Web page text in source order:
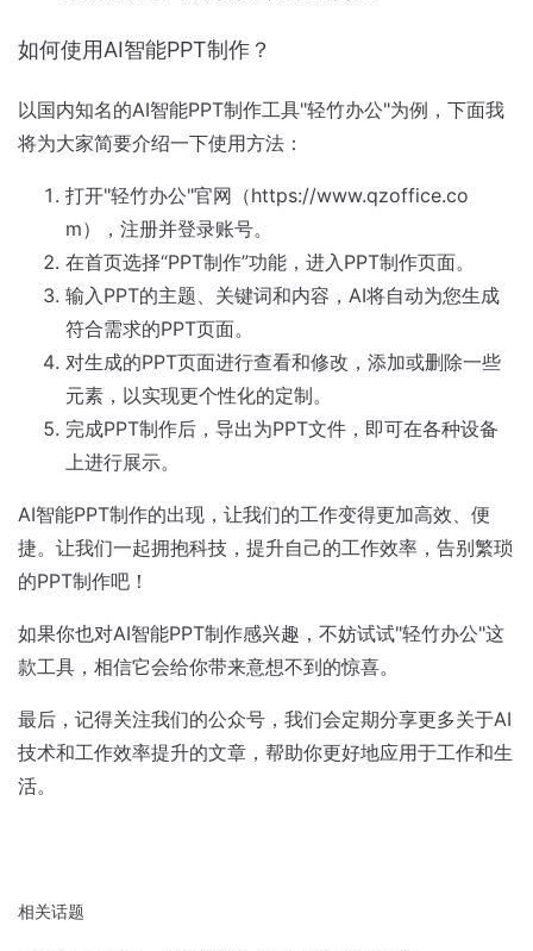
如何使用AI智能PPT制作？
以国内知名的AI智能PPT制作工具"轻竹办公"为例，下面我
将为大家简要介绍一下使用方法：
打开"轻竹办公"官网（https://www.qzoffice.co
m），注册并登录账号。
在首页选择“PPT制作”功能，进入PPT制作页面。
输入PPT的主题、关键词和内容，AI将自动为您生成
符合需求的PPT页面。
对生成的PPT页面进行查看和修改，添加或删除一些
元素，以实现更个性化的定制。
完成PPT制作后，导出为PPT文件，即可在各种设备
上进行展示。
AI智能PPT制作的出现，让我们的工作变得更加高效、便
捷。让我们一起拥抱科技，提升自己的工作效率，告别繁琐
的PPT制作吧！
如果你也对AI智能PPT制作感兴趣，不妨试试"轻竹办公"这
款工具，相信它会给你带来意想不到的惊喜。
最后，记得关注我们的公众号，我们会定期分享更多关于AI
技术和工作效率提升的文章，帮助你更好地应用于工作和生
活。
相关话题